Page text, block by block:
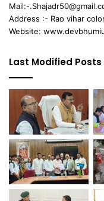
Mail:-
Address :- Rao vihar
Website:
Last Modified Posts